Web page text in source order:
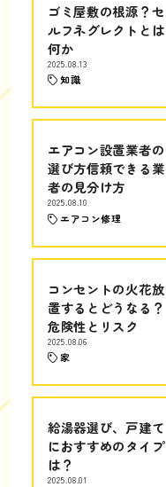
ゴミ屋敷の根源？セ
ルフネグレクトとは
何か
2025.08.13
知識
エアコン設置業者の
選び方信頼できる業
者の見分け方
2025.08.10
エアコン修理
コンセントの火花放
置するとどうなる？
危険性とリスク
2025.08.06
家
給湯器選び、戸建て
におすすめのタイプ
は？
2025.08.01